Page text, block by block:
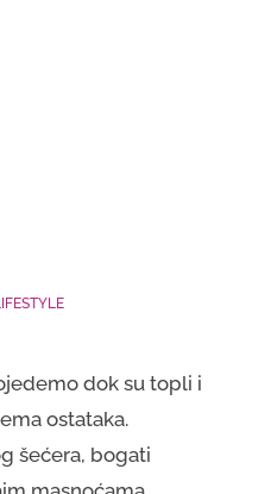
dok su topli i
ostataka.
šećera, bogati